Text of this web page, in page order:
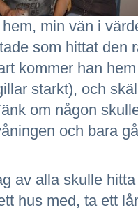
min vän i
som hittat den
kommer han
starkt), och
om någon
och bara
av alla skulle
hus med, ta ett